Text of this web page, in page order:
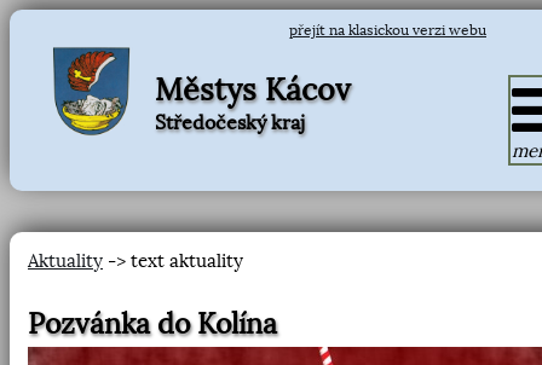
přejít na klasickou verzi webu
Městys Kácov
Středočeský kraj
Aktuality -> text aktuality
Pozvánka do Kolína